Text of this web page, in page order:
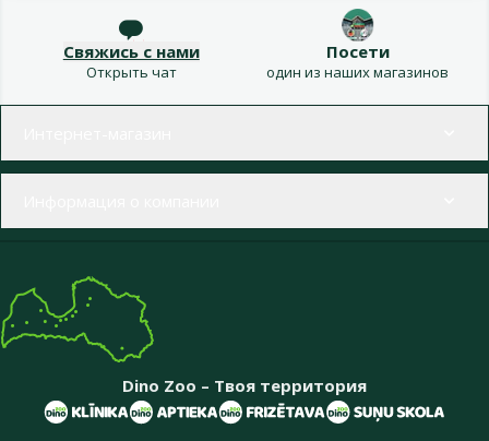
Свяжись с нами
Открыть чат
Посети
один из наших магазинов
Dino Zoo – Твоя территория